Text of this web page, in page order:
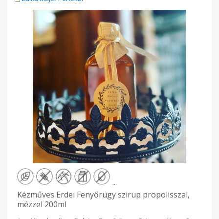
öregedési folyamatot. -Kiváló immunerősítő lehet az év egész
részében. Az egyik legkedvesebb fám nem véletlen az Erdei
Fenyő (Pinus Sylvestris)....mert nyugtató, átalakítja a
rezgésünket, elveszi a negatív hangulatot, a rossz
frekvenciákat. Bach doktor már 90 évvel ezelőtt felfedezte,
hogy az erdei- és vörösfenyő rezgései, lélekgyógyszer is
egyben! Az Erdei Fenyő egyenes relációban van az emberi
lélekkel, testünk éteri és asztrális részével, éppen ezért
kiváló gyógyírek örökzöld alapanyaga. Összetevők:
energetizált víz, erdei fenyőrügy kivonat, erdei fenyő tűlevél
...
Kézműves Erdei Fenyőrügy szirup propolisszal,
mézzel 200ml